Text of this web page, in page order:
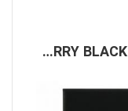
عطر زنانه باربری مای باربری بلک BURBERRY MY BURBERRY BLACK